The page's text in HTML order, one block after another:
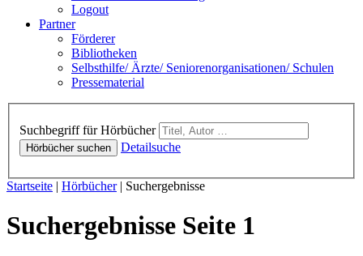
Logout
Partner
Förderer
Bibliotheken
Selbsthilfe/ Ärzte/ Seniorenorganisationen/ Schulen
Pressematerial
Suchbegriff für Hörbücher
Hörbücher suchen Detailsuche
Sie sind hier:
Startseite | Hörbücher| Suchergebnisse
Suchergebnisse Seite 1